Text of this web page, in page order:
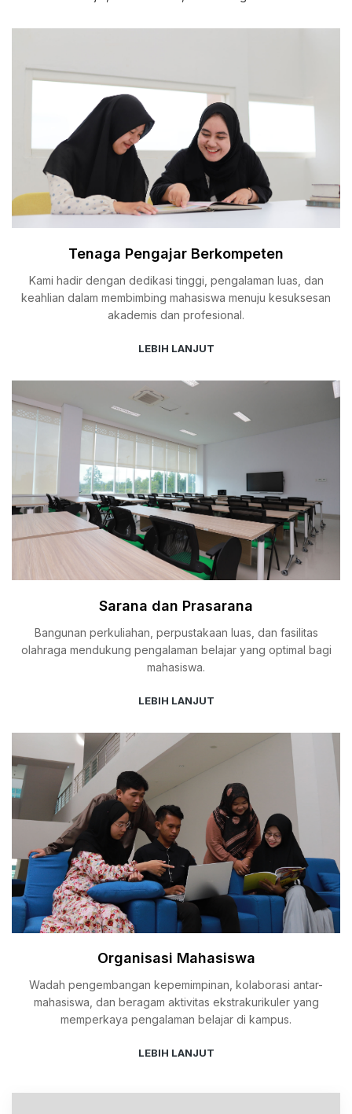
Tenaga Pengajar Berkompeten
Kami hadir dengan dedikasi tinggi, pengalaman luas, dan
keahlian dalam membimbing mahasiswa menuju kesuksesan
akademis dan profesional.
LEBIH LANJUT
Sarana dan Prasarana
Bangunan perkuliahan, perpustakaan luas, dan fasilitas
olahraga mendukung pengalaman belajar yang optimal bagi
mahasiswa.
LEBIH LANJUT
Organisasi Mahasiswa
Wadah pengembangan kepemimpinan, kolaborasi antar-
mahasiswa, dan beragam aktivitas ekstrakurikuler yang
memperkaya pengalaman belajar di kampus.
LEBIH LANJUT